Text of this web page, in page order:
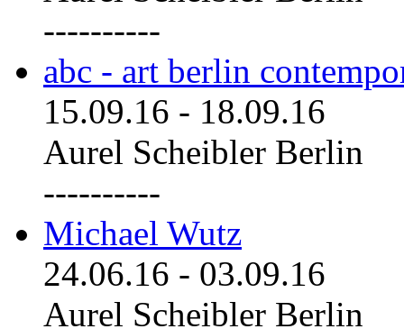
----------
abc - art berlin
15.09.16 - 18.09.16
Aurel Scheibler Berlin
----------
Michael Wutz
24.06.16 - 03.09.16
Aurel Scheibler Berlin